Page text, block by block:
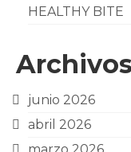
HEALTHY BITE
Archivos
junio 2026
abril 2026